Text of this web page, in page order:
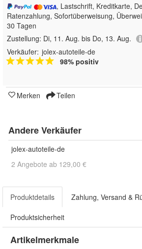
, Lastschrift, Kreditkarte,
Ratenzahlung, Sofortüberweisung,
30 Tagen
Zustellung: Di, 11. Aug. bis Do, 13. Aug.
Verkäufer: jolex-autoteile-de
98% positiv
Merken Teilen
Andere Verkäufer
jolex-autoteile-de
2 Angebote ab 129,00 €
Produktdetails Zahlung, Versand &
Produktsicherheit
Artikelmerkmale